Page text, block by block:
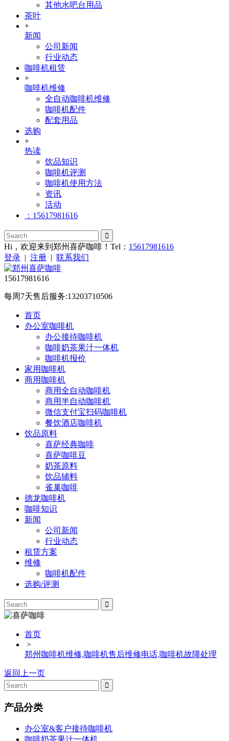
其他水吧台用品
茶叶
+
新闻
公司新闻
行业动态
咖啡机租赁
+
咖啡机维修
全自动咖啡机维修
咖啡机配件
配套用品
选购
+
热读
饮品知识
咖啡机评测
咖啡机使用方法
资讯
活动
：15617981616
Hi，欢迎来到郑州喜萨咖啡！Tel： 15617981616
登录 | 注册 | 联系我们
15617981616
每周7天售后服务:13203710506
首页
办公室咖啡机
办公接待咖啡机
咖啡奶茶果汁一体机
咖啡机报价
家用咖啡机
商用咖啡机
商用全自动咖啡机
商用半自动咖啡机
微信支付宝扫码咖啡机
餐饮酒店咖啡机
饮品原料
喜萨经典咖啡
喜萨咖啡豆
奶茶原料
饮品辅料
雀巢咖啡
德龙咖啡机
咖啡知识
新闻
公司新闻
行业动态
租赁方案
维修
咖啡机配件
选购/评测
首页
>
郑州咖啡机维修,咖啡机售后维修电话,咖啡机故障处理
返回上一页
产品分类
办公室&客户接待咖啡机